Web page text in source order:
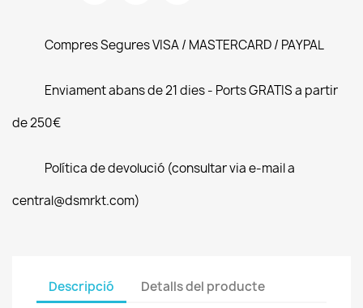
Compres Segures VISA / MASTERCARD / PAYPAL
Enviament abans de 21 dies - Ports GRATIS a partir
de 250€
Política de devolució (consultar via e-mail a
central@dsmrkt.com)
Descripció Detalls del producte